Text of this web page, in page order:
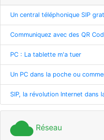
Un central téléphonique SIP
Communiquez avec des QR
PC : La tablette m'a tuer
Un PC dans la poche ou
SIP, la révolution Internet dans
cloud Réseau